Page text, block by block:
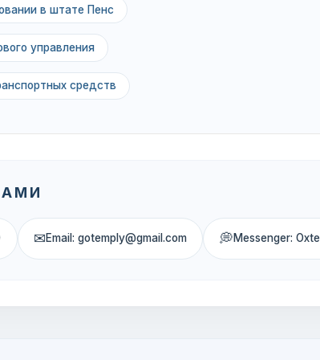
в штате Пенс
управления
средств
✉Email: gotemply@gmail.com 💭Messenger: